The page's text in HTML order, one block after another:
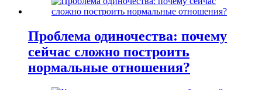
Проблема одиночества: почему
сейчас сложно построить
нормальные отношения?